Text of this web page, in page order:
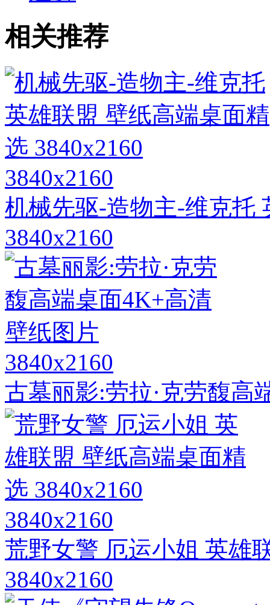
相关推荐
3840x2160
机械先驱-造物主-维克托
3840x2160
3840x2160
古墓丽影:劳拉·克劳馥高
3840x2160
荒野女警 厄运小姐 英雄
3840x2160